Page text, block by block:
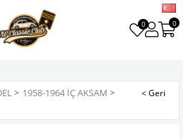
0 0
> 1958-1964 İÇ AKSAM >